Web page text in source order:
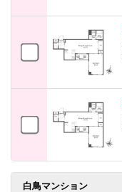
白鳥マンション